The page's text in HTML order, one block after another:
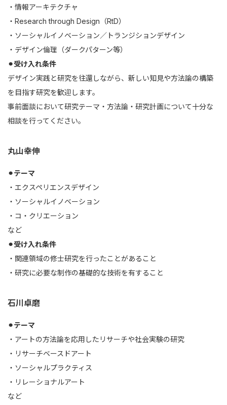
・情報アーキテクチャ
・Research through Design（RtD）
・ソーシャルイノベーション／トランジションデザイン
・デザイン倫理（ダークパターン等）
⚫︎受け入れ条件
デザイン実践と研究を往還しながら、新しい知見や方法論の構築
を目指す研究を歓迎します。
事前面談において研究テーマ・方法論・研究計画について十分な
相談を行ってください。
丸山幸伸
⚫︎テーマ
・エクスペリエンスデザイン
・ソーシャルイノベーション
・コ・クリエーション
など
⚫︎受け入れ条件
・関連領域の修士研究を行ったことがあること
・研究に必要な制作の基礎的な技術を有すること
石川卓磨
⚫︎テーマ
・アートの方法論を応用したリサーチや社会実験の研究
・リサーチベースドアート
・ソーシャルプラクティス
・リレーショナルアート
など